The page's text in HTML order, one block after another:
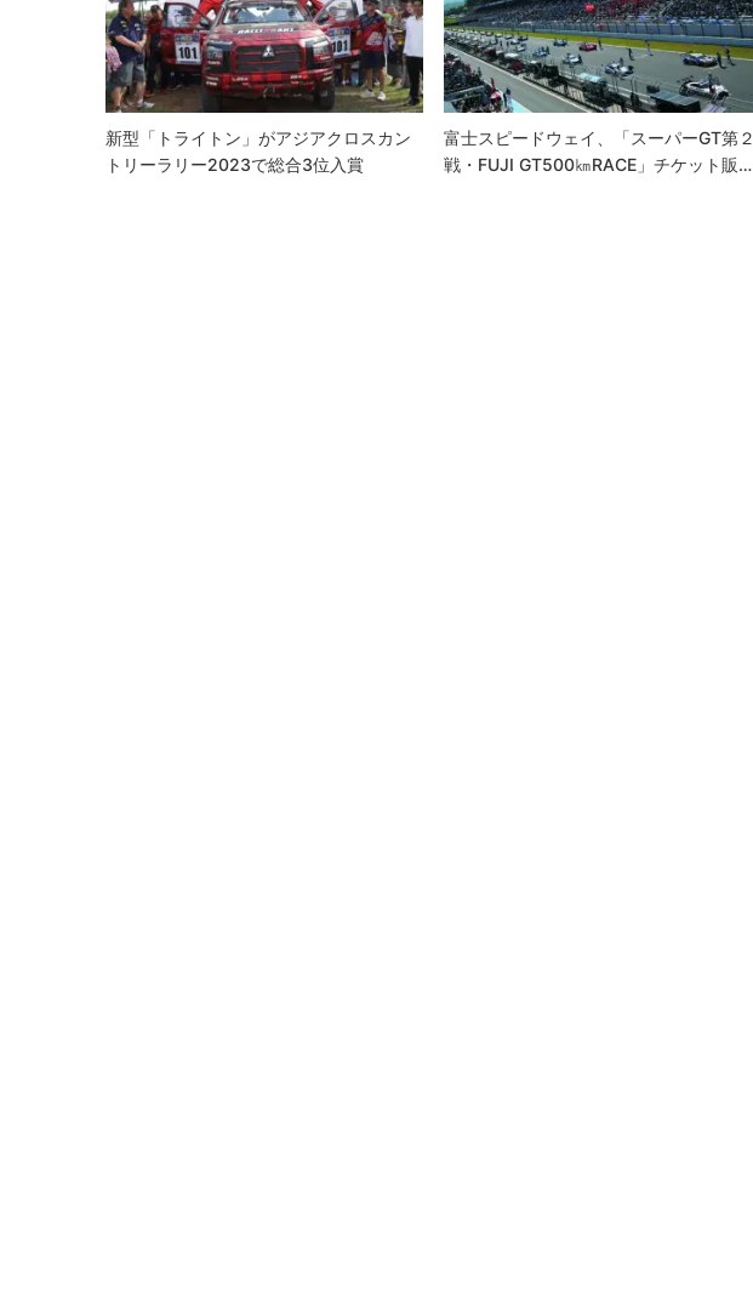
シ
ョ
ン
新型「トライトン」がアジアクロスカン
トリーラリー2023で総合3位入賞
富士スピードウェイ、「スーパーGT第２
戦・FUJI GT500㎞RACE」チケット販…